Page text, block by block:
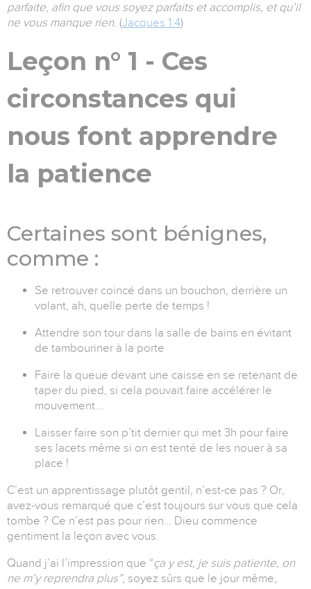
parfaite, afin que vous soyez parfaits et accomplis, et qu’il
ne vous manque rien. (Jacques 1.4)
Leçon n° 1 - Ces
circonstances qui
nous font apprendre
la patience
Certaines sont bénignes,
comme :
Se retrouver coincé dans un bouchon, derrière un
volant, ah, quelle perte de temps !
Attendre son tour dans la salle de bains en évitant
de tambouriner à la porte
Faire la queue devant une caisse en se retenant de
taper du pied, si cela pouvait faire accélérer le
mouvement...
Laisser faire son p’tit dernier qui met 3h pour faire
ses lacets même si on est tenté de les nouer à sa
place !
C’est un apprentissage plutôt gentil, n’est-ce pas ? Or,
avez-vous remarqué que c’est toujours sur vous que cela
tombe ? Ce n’est pas pour rien… Dieu commence
gentiment la leçon avec vous.
Quand j’ai l’impression que “ça y est, je suis patiente, on
ne m’y reprendra plus”, soyez sûrs que le jour même,